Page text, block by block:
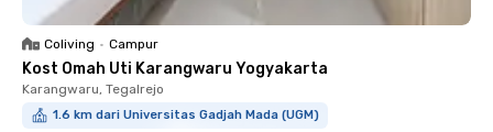
Coliving • Campur
Kost Omah Uti Karangwaru Yogyakarta
Karangwaru, Tegalrejo
1.6 km dari Universitas Gadjah Mada (UGM)